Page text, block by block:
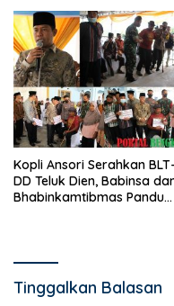
Kopli Ansori Serahkan BLT-
DD Teluk Dien, Babinsa
Bhabinkamtibmas Pandu
Tinggalkan Balasan